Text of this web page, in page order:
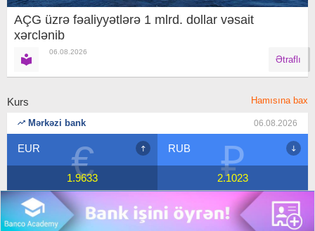
AÇG üzrə fəaliyyətlərə 1 mlrd. dollar vəsait
xərclənib
06.08.2026
Ətraflı
Kurs Hamısına bax
Mərkəzi bank 06.08.2026
₽
RUB
2.1023 $
USD
1.7